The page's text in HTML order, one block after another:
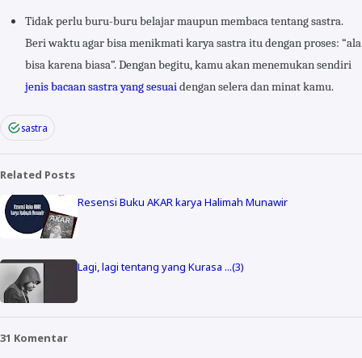
Tidak perlu buru-buru belajar maupun membaca tentang sastra.
Beri waktu agar bisa menikmati karya sastra itu dengan proses: “ala
bisa karena biasa”. Dengan begitu, kamu akan menemukan sendiri
jenis bacaan sastra yang sesuai dengan selera dan minat kamu.
sastra
Related Posts
Resensi Buku AKAR karya Halimah Munawir
Lagi, lagi tentang yang Kurasa ...(3)
31 Komentar